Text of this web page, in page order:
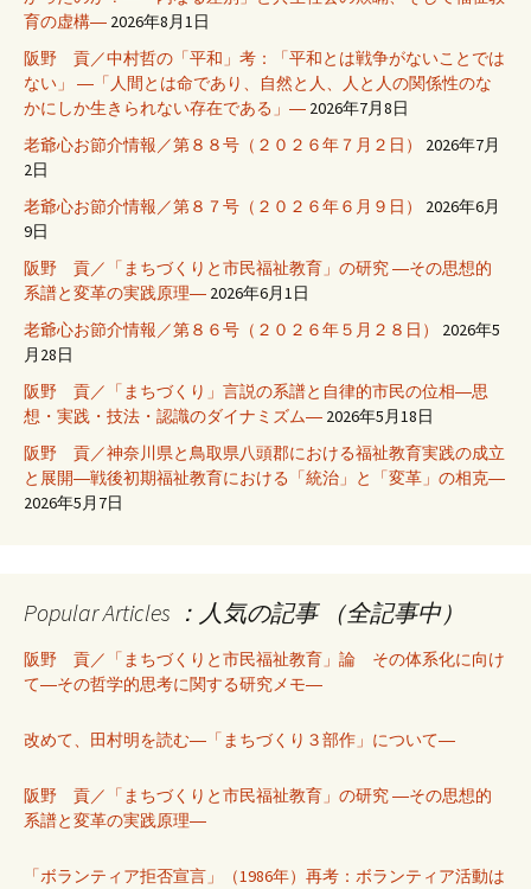
育の虚構― 2026年8月1日
阪野 貢／中村哲の「平和」考：「平和とは戦争がないことでは
ない」 ―「人間とは命であり、自然と人、人と人の関係性のな
かにしか生きられない存在である」― 2026年7月8日
老爺心お節介情報／第８８号（２０２６年７月２日）
2026年7月
2日
老爺心お節介情報／第８７号（２０２６年６月９日）
2026年6月
9日
阪野 貢／「まちづくりと市民福祉教育」の研究 ―その思想的
系譜と変革の実践原理― 2026年6月1日
老爺心お節介情報／第８６号（２０２６年５月２８日）
2026年5
月28日
阪野 貢／「まちづくり」言説の系譜と自律的市民の位相―思
想・実践・技法・認識のダイナミズム― 2026年5月18日
阪野 貢／神奈川県と鳥取県八頭郡における福祉教育実践の成立
と展開―戦後初期福祉教育における「統治」と「変革」の相克―
2026年5月7日
Popular Articles ：人気の記事 （全記事中）
阪野 貢／「まちづくりと市民福祉教育」論 その体系化に向け
て―その哲学的思考に関する研究メモ―
改めて、田村明を読む―「まちづくり３部作」について―
阪野 貢／「まちづくりと市民福祉教育」の研究 ―その思想的
系譜と変革の実践原理―
「ボランティア拒否宣言」（1986年）再考：ボランティア活動は